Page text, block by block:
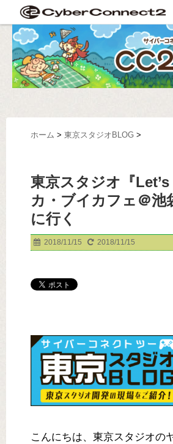
ホーム > 東京スタジオBLOG >
東京スタジオ『
カ・ブイカフェ＠池
に行く
2018/11/15 2018/11/15
こんにちは、東京スタジオの